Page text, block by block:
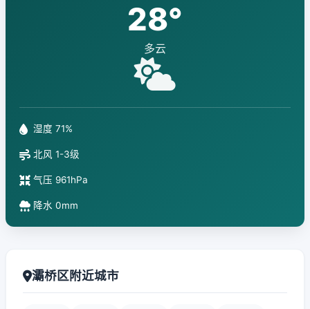
28°
多云
湿度 71%
北风 1-3级
气压 961hPa
降水 0mm
灞桥区附近城市